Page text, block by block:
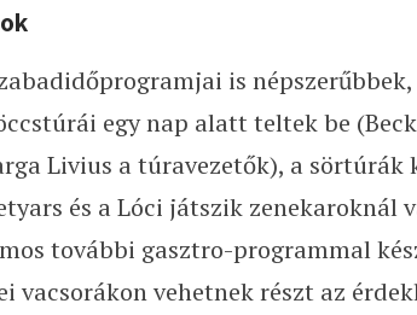
is
egy nap alatt teltek be (Beck
Livius a túravezetők), a sörtúrák
és a Lóci játszik zenekaroknál
további gasztro-programmal
vacsorákon vehetnek részt az